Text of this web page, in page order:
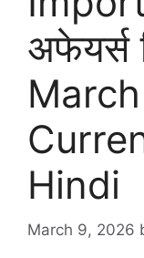
अफेयर्स
Hindi
March 9, 2026